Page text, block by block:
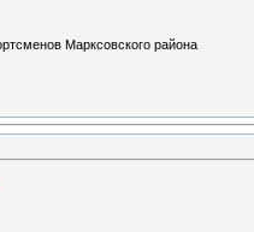
Марксовского района